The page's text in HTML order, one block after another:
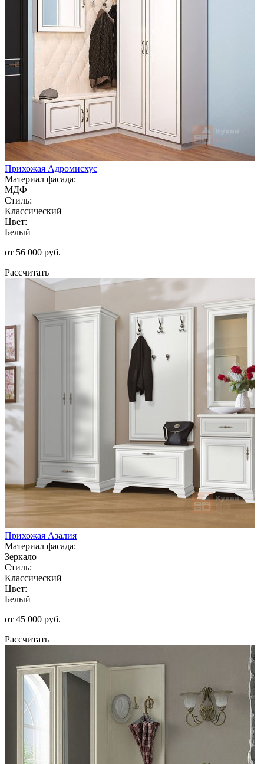
Прихожая Адромисхус
Материал фасада:
МДФ
Стиль:
Классический
Цвет:
Белый
от 56 000 руб.
Рассчитать
Прихожая Азалия
Материал фасада:
Зеркало
Стиль:
Классический
Цвет:
Белый
от 45 000 руб.
Рассчитать